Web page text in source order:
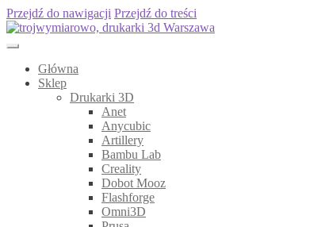
Przejdź do nawigacji Przejdź do treści
Główna
Sklep
Drukarki 3D
Anet
Anycubic
Artillery
Bambu Lab
Creality
Dobot Mooz
Flashforge
Omni3D